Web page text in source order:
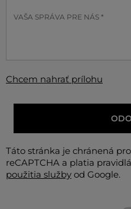
VAŠA SPRÁVA PRE NÁS *
Chcem nahrať prílohu
Táto stránka je chránená
reCAPTCHA a platia pravidlá
použitia služby od Google.